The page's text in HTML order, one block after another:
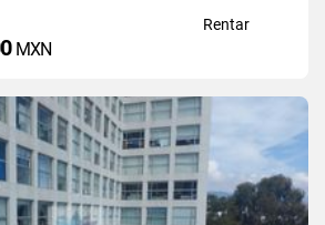
Rentar
MXN